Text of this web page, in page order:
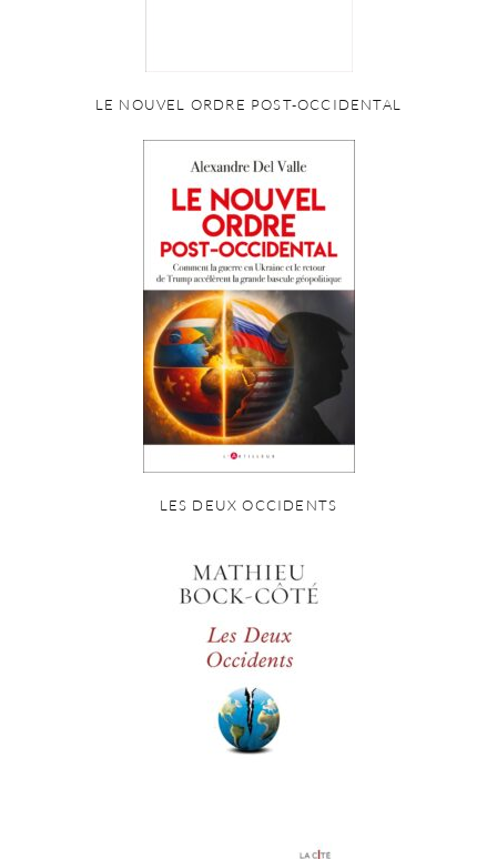
LE NOUVEL ORDRE POST-OCCIDENTAL
LES DEUX OCCIDENTS